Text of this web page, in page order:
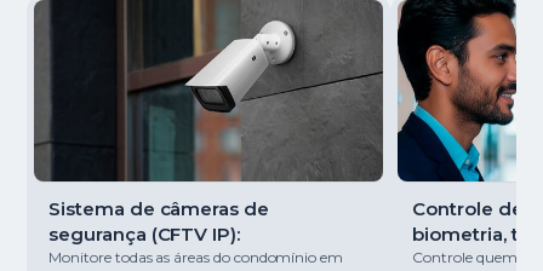
Sistema de câmeras de
segurança (CFTV IP):
Monitore todas as áreas do condomínio em
Controle de
biometria,
Controle quem